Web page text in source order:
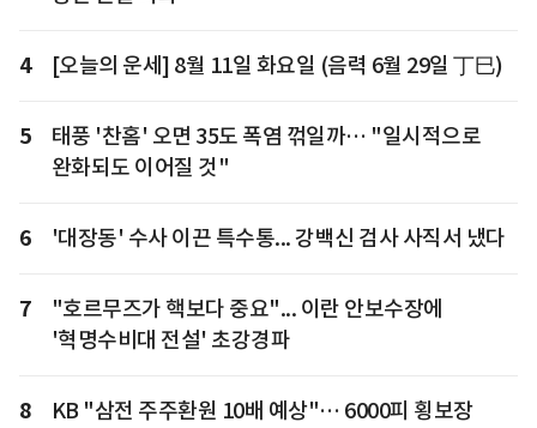
4 [오늘의 운세] 8월 11일 화요일 (음력 6월 29일 丁巳)
5
태풍 '찬홈' 오면 35도 폭염 꺾일까… "일시적으로
완화되도 이어질 것"
6 '대장동' 수사 이끈 특수통... 강백신 검사 사직서 냈다
7
"호르무즈가 핵보다 중요"... 이란 안보수장에
'혁명수비대 전설' 초강경파
8
KB "삼전 주주환원 10배 예상"… 6000피 횡보장